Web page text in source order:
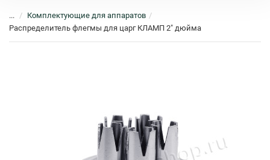
...
Комплектующие для аппаратов
Распределитель флегмы для царг КЛАМП 2" дюйма